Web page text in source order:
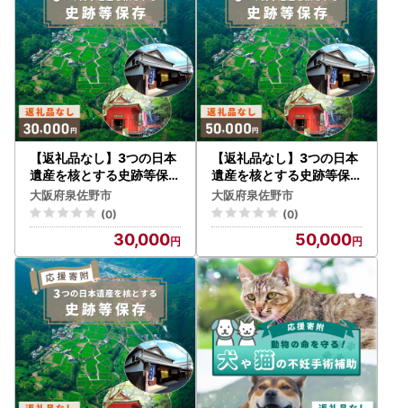
▼泉佐野市ふるさと納税特設サイト「さのちょく」
よくあるご質問https://furusato-izumisano.jp/faq/index.
php（※外部サイトへ遷移します）
お問い合わせフォームhttps://furusato-izumisano.jp/con
tact/（※外部サイトへ遷移します）
【返礼品なし】3つの日本
遺産を核とする史跡等保存
応援寄附（大阪府泉佐野市
）
大阪府泉佐野市
(0)
30,000
【返礼品なし】3つの日本
遺産を核とする史跡等保存
応援寄附（大阪府泉佐野市
）
大阪府泉佐野市
(0)
50,000